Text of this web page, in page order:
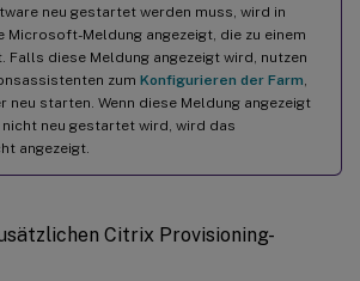
neu gestartet werden muss, wird in
Microsoft-Meldung angezeigt, die zu einem
diese Meldung angezeigt wird, nutzen
zum Konfigurieren der Farm
neu starten. Wenn diese Meldung angezeigt
neu gestartet wird, wird das
angezeigt.
Citrix Provisioning-